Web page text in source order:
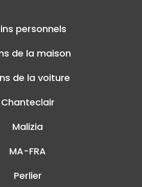
personnels
de la maison
de la voiture
Chanteclair
Malizia
MA-FRA
Perlier